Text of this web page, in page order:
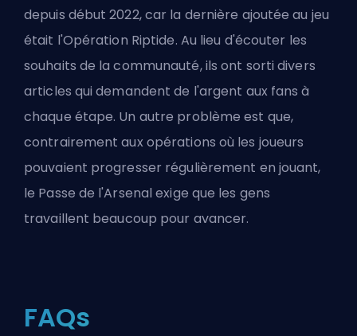
depuis début 2022, car la dernière ajoutée au jeu
était l'Opération Riptide. Au lieu d'écouter les
souhaits de la communauté, ils ont sorti divers
articles qui demandent de l'argent aux fans à
chaque étape. Un autre problème est que,
contrairement aux opérations où les joueurs
pouvaient progresser régulièrement en jouant,
le Passe de l'Arsenal exige que les gens
travaillent beaucoup pour avancer.
FAQs